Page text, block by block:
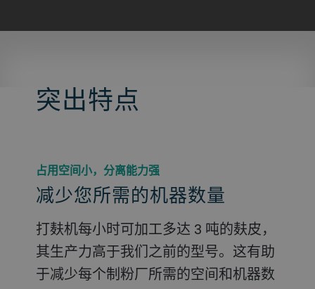
突出特点
占用空间小，分离能力强
减少您所需的机器数量
打麸机每小时可加工多达 3 吨的麸皮，
其生产力高于我们之前的型号。这有助
于减少每个制粉厂所需的空间和机器数